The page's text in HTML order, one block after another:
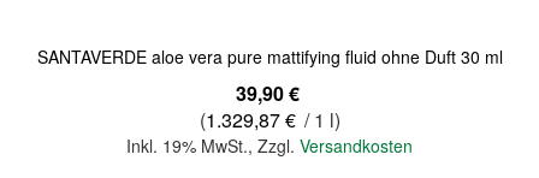
SANTAVERDE aloe vera pure mattifying fluid ohne Duft 30 ml
39,90 €
(1.329,87 € / 1 l)
Inkl. 19% MwSt., Zzgl. Versandkosten